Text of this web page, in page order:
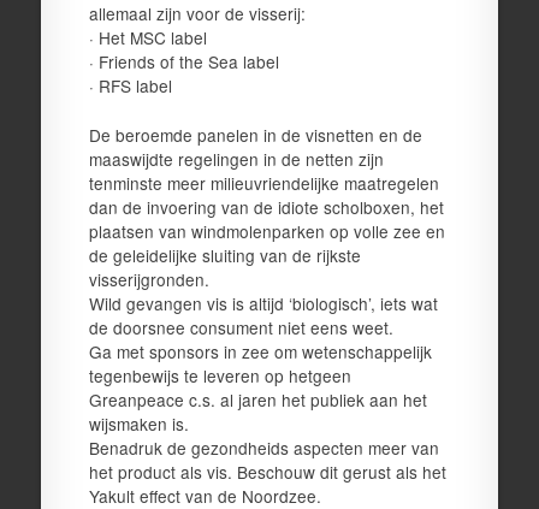
allemaal zijn voor de visserij:
· Het MSC label
· Friends of the Sea label
· RFS label
De beroemde panelen in de visnetten en de
maaswijdte regelingen in de netten zijn
tenminste meer milieuvriendelijke maatregelen
dan de invoering van de idiote scholboxen, het
plaatsen van windmolenparken op volle zee en
de geleidelijke sluiting van de rijkste
visserijgronden.
Wild gevangen vis is altijd ‘biologisch’, iets wat
de doorsnee consument niet eens weet.
Ga met sponsors in zee om wetenschappelijk
tegenbewijs te leveren op hetgeen
Greanpeace c.s. al jaren het publiek aan het
wijsmaken is.
Benadruk de gezondheids aspecten meer van
het product als vis. Beschouw dit gerust als het
Yakult effect van de Noordzee.